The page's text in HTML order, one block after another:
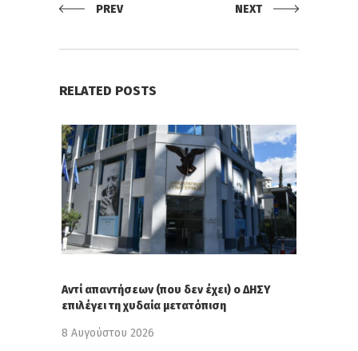
PREV NEXT
RELATED POSTS
Αντί απαντήσεων (που δεν έχει) ο ΔΗΣΥ
επιλέγει τη χυδαία μετατόπιση
8 Αυγούστου 2026